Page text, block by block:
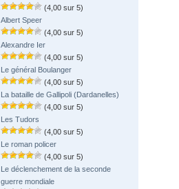
(4,00 sur 5)
Albert Speer
(4,00 sur 5)
Alexandre Ier
(4,00 sur 5)
Le général Boulanger
(4,00 sur 5)
La bataille de Gallipoli (Dardanelles)
(4,00 sur 5)
Les Tudors
(4,00 sur 5)
Le roman policer
(4,00 sur 5)
Le déclenchement de la seconde
guerre mondiale